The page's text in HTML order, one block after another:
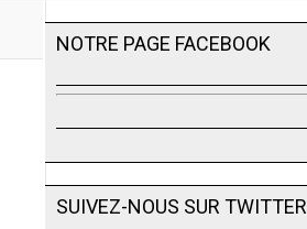
NOTRE PAGE FACEBOOK
SUIVEZ-NOUS SUR TWITTER